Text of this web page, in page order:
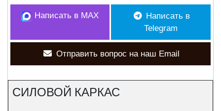
Написать в MAX
Написать в
Telegram
Отправить вопрос на наш Email
СИЛОВОЙ КАРКАС